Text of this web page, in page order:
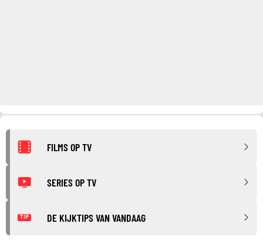
FILMS OP TV
SERIES OP TV
TIP DE KIJKTIPS VAN VANDAAG